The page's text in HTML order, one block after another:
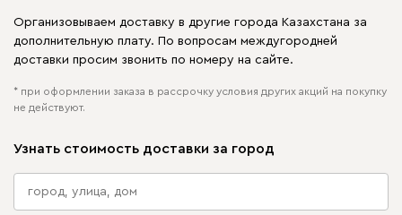
Организовываем доставку в другие города Казахстана за
дополнительную плату. По вопросам междугородней
доставки просим звонить по номеру на сайте.
* при оформлении заказа в рассрочку условия других акций на покупку
не действуют.
Узнать стоимость доставки за город